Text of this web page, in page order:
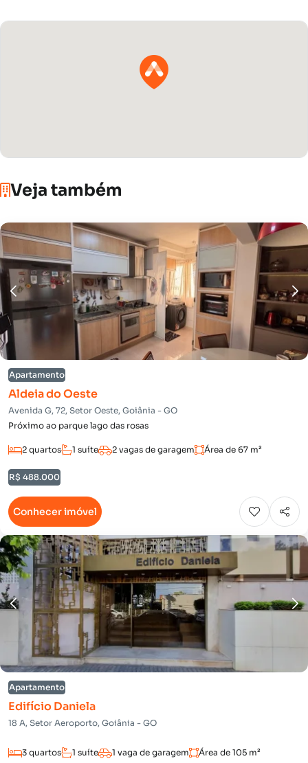
Veja também
Apartamento
Aldeia do Oeste
Avenida G, 72, Setor Oeste, Goiânia - GO
Próximo ao parque lago das rosas
2 quartos 1 suíte 2 vagas de garagem Área de 67 m²
R$ 488.000
Conhecer imóvel
Apartamento
Edifício Daniela
18 A, Setor Aeroporto, Goiânia - GO
3 quartos 1 suíte 1 vaga de garagem Área de 105 m²